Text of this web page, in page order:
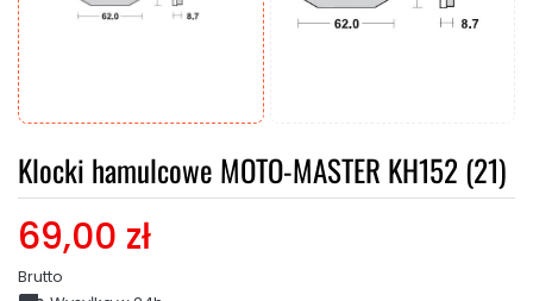
Klocki hamulcowe MOTO-MASTER KH152 (21)
69,00 zł
Brutto